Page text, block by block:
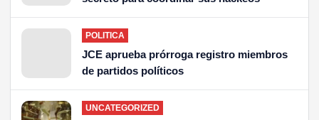
POLITICA
JCE aprueba prórroga registro miembros
de partidos políticos
UNCATEGORIZED